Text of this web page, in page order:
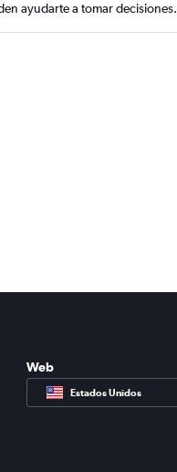
ayudarte a tomar decisiones.
Web
Estados Unidos